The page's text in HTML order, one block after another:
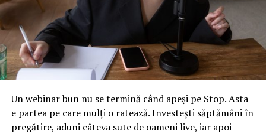
Un webinar bun nu se termină când apeși pe Stop. Asta
e partea pe care mulți o ratează. Investești săptămâni în
pregătire, aduni câteva sute de oameni live, iar apoi